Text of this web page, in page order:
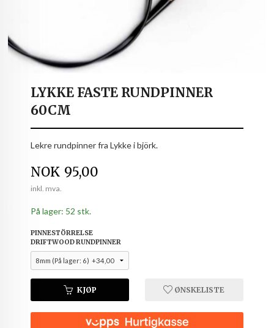
LYKKE FASTE RUNDPINNER
60CM
Lekre rundpinner fra Lykke i björk.
Pris
NOK 95,00
inkl. mva.
På lager: 52 stk.
PINNESTÖRRELSE
DRIFTWOOD RUNDPINNER
KJØP ØNSKELISTE